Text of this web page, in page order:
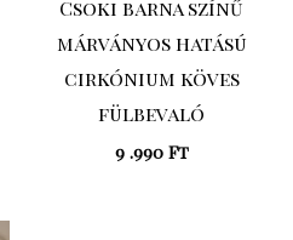
Csoki barna színű
márványos hatású
cirkónium köves
fülbevaló
9 .990 Ft